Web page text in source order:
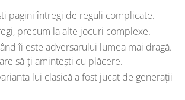
pagini întregi de reguli complicate.
precum la alte jocuri complexe.
îi este adversarului lumea mai dragă.
să-ți amintești cu plăcere.
lui clasică a fost jucat de generații